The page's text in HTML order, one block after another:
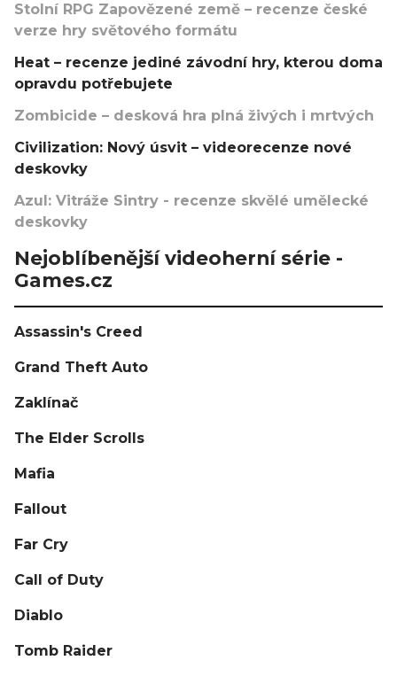
Stolní RPG Zapovězené země – recenze české
verze hry světového formátu
Heat – recenze jediné závodní hry, kterou doma
opravdu potřebujete
Zombicide – desková hra plná živých i mrtvých
Civilization: Nový úsvit – videorecenze nové
deskovky
Azul: Vitráže Sintry - recenze skvělé umělecké
deskovky
Nejoblíbenější videoherní série -
Games.cz
Assassin's Creed
Grand Theft Auto
Zaklínač
The Elder Scrolls
Mafia
Fallout
Far Cry
Call of Duty
Diablo
Tomb Raider